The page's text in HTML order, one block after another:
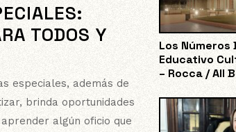
TODOS Y
especiales, además de
brinda oportunidades
algún oficio que
Los Números
Educativo
– Rocca / All